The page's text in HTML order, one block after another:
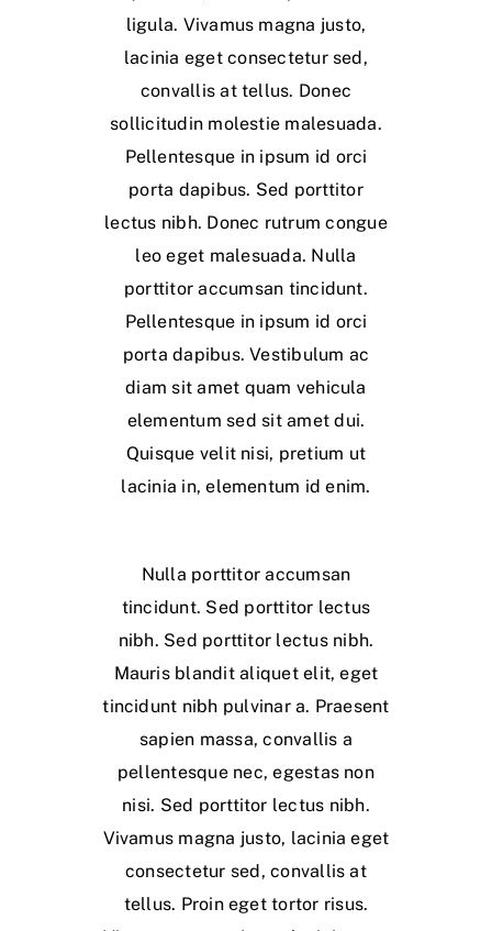
ligula. Vivamus magna justo,
lacinia eget consectetur sed,
convallis at tellus. Donec
sollicitudin molestie malesuada.
Pellentesque in ipsum id orci
porta dapibus. Sed porttitor
lectus nibh. Donec rutrum congue
leo eget malesuada. Nulla
porttitor accumsan tincidunt.
Pellentesque in ipsum id orci
porta dapibus. Vestibulum ac
diam sit amet quam vehicula
elementum sed sit amet dui.
Quisque velit nisi, pretium ut
lacinia in, elementum id enim.
Nulla porttitor accumsan
tincidunt. Sed porttitor lectus
nibh. Sed porttitor lectus nibh.
Mauris blandit aliquet elit, eget
tincidunt nibh pulvinar a. Praesent
sapien massa, convallis a
pellentesque nec, egestas non
nisi. Sed porttitor lectus nibh.
Vivamus magna justo, lacinia eget
consectetur sed, convallis at
tellus. Proin eget tortor risus.